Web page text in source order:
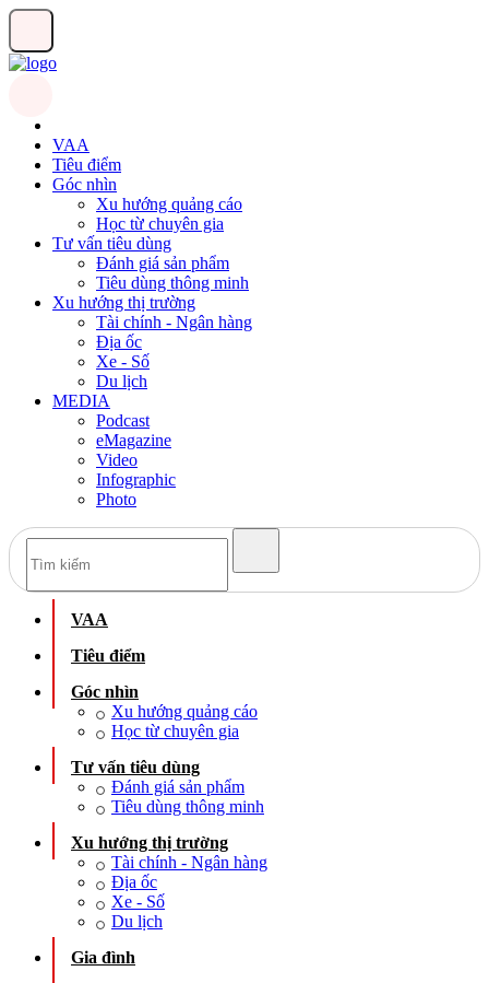
VAA
Tiêu điểm
Góc nhìn
Xu hướng quảng cáo
Học từ chuyên gia
Tư vấn tiêu dùng
Đánh giá sản phẩm
Tiêu dùng thông minh
Xu hướng thị trường
Tài chính - Ngân hàng
Địa ốc
Xe - Số
Du lịch
MEDIA
Podcast
eMagazine
Video
Infographic
Photo
VAA
Tiêu điểm
Góc nhìn
Xu hướng quảng cáo
Học từ chuyên gia
Tư vấn tiêu dùng
Đánh giá sản phẩm
Tiêu dùng thông minh
Xu hướng thị trường
Tài chính - Ngân hàng
Địa ốc
Xe - Số
Du lịch
Gia đình